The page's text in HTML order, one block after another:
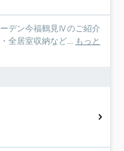
デン今福鶴見Ⅳのご紹介
全居室収納など... もっと